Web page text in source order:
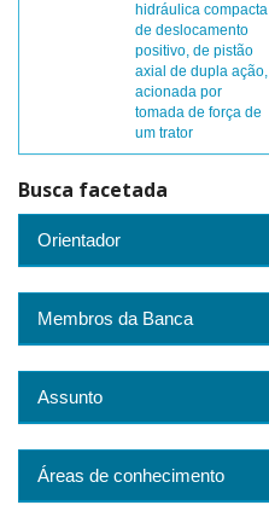
hidráulica compacta
de deslocamento
positivo, de pistão
axial de dupla ação,
acionada por
tomada de força de
um trator
Busca facetada
Orientador
Membros da Banca
Assunto
Áreas de conhecimento